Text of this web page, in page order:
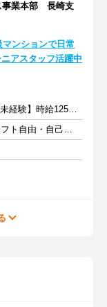
事業本部 長崎支
マンションで日常
アスタッフ活躍中
【経験者】時給1350円～【未経験】時給1250円～ ※交通費全額
週2日以上 1日4時間以上 シフト自由・自己申告